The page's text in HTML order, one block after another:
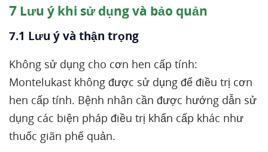
7 Lưu ý khi sử dụng và bảo quản
7.1 Lưu ý và thận trọng
Không sử dụng cho cơn hen cấp tính:
Montelukast không được sử dụng để điều trị cơn
hen cấp tính. Bệnh nhân cần được hướng dẫn sử
dụng các biện pháp điều trị khẩn cấp khác như
thuốc giãn phế quản.